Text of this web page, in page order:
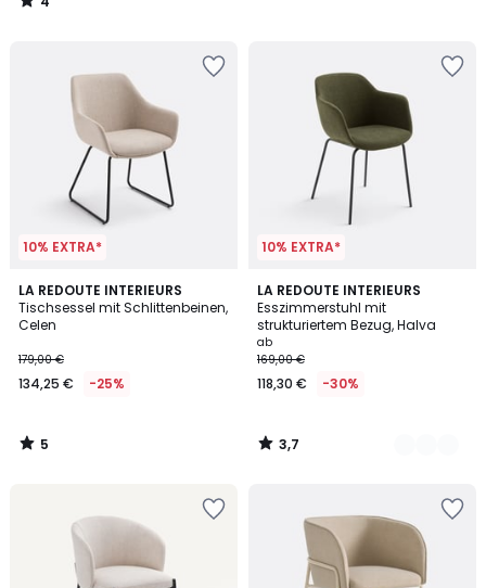
/
10% EXTRA*
LA REDOUTE INTERIEURS
Tischsessel mit Schlittenbeinen,
Celen
179,00 €
134,25 € -25%
5
/
5
5
/
10% EXTRA*
LA REDOUTE INTERIEURS
Esszimmerstuhl mit
strukturiertem Bezug, Halva
ab
169,00 €
118,30 € -30%
3,7
/ 5
2
Farben
3,7
/